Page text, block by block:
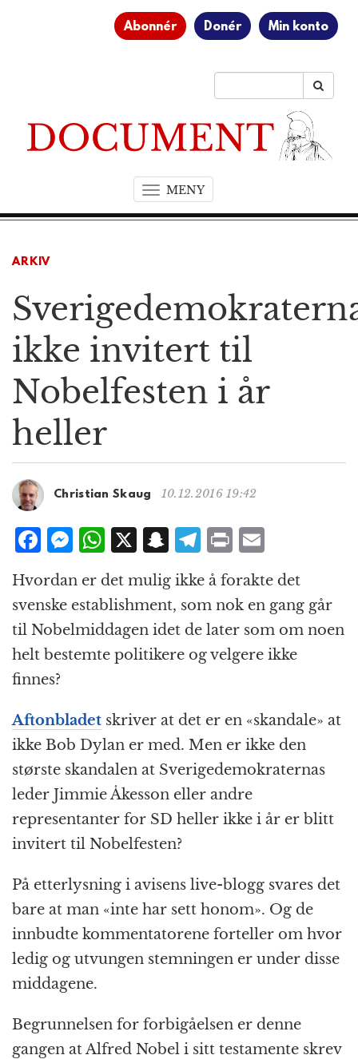
Abonnér Donér Min konto
MENYT
o
a
i
a
t
ARKIV
ikke invitert til
Nobelfesten i år
heller
Christian Skaug 10.12.2016 19:42
F
c
e
b
o
o
k
M
ss
e
n
g
r
W
h
at
s
A
p
X S
n
a
p
c
h
T
el
e
g
r
a
P
ri
n
t
m
ai
l
Hvordan er det mulig ikke å forakte det
svenske establishment, som nok en gang går
til Nobelmiddagen idet de later som om noen
helt bestemte politikere og velgere ikke
finnes?
Aftonbladet skriver at det er en «skandale» at
ikke Bob Dylan er med. Men er ikke den
største skandalen at Sverigedemokraternas
leder Jimmie Åkesson eller andre
representanter for SD heller ikke i år er blitt
invitert til Nobelfesten?
På etterlysning i avisens live-blogg svares det
bare at man «inte har sett honom». Og de
innbudte kommentatorene forteller om hvor
ledig og utvungen stemningen er under disse
middagene.
Begrunnelsen for forbigåelsen er denne
gangen at Alfred Nobel i sitt testamente skrev